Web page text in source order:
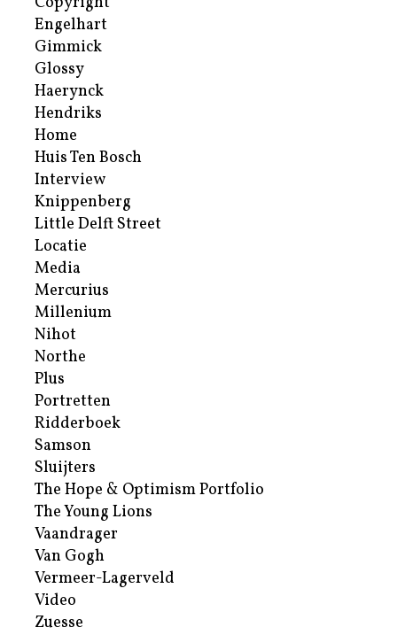
Engelhart
Gimmick
Glossy
Haerynck
Hendriks
Home
Huis Ten Bosch
Interview
Knippenberg
Little Delft Street
Locatie
Media
Mercurius
Millenium
Nihot
Northe
Plus
Portretten
Ridderboek
Samson
Sluijters
The Hope & Optimism Portfolio
The Young Lions
Vaandrager
Van Gogh
Vermeer-Lagerveld
Video
Zuesse